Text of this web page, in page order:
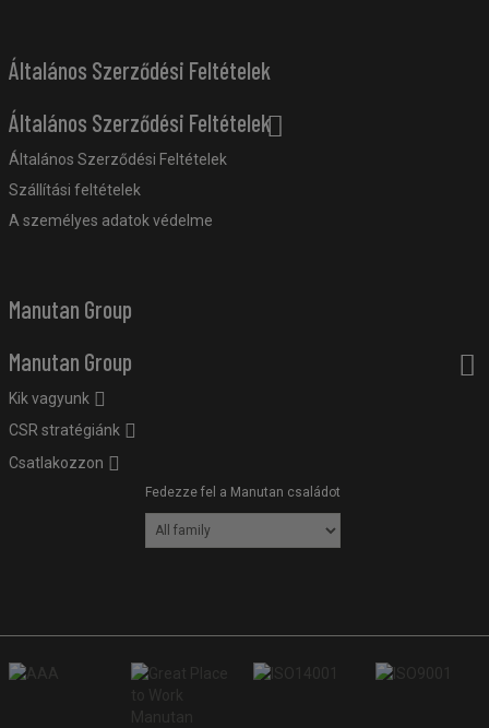
Általános Szerződési Feltételek
Általános Szerződési Feltételek
Általános Szerződési Feltételek
Szállítási feltételek
A személyes adatok védelme
Manutan Group
Manutan Group
Kik vagyunk
CSR stratégiánk
Csatlakozzon
Fedezze fel a Manutan családot